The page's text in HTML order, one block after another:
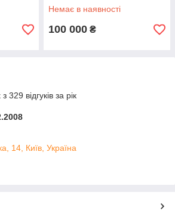
Немає в наявності
100 000 ₴
329 відгуків за рік
14, Київ, Україна